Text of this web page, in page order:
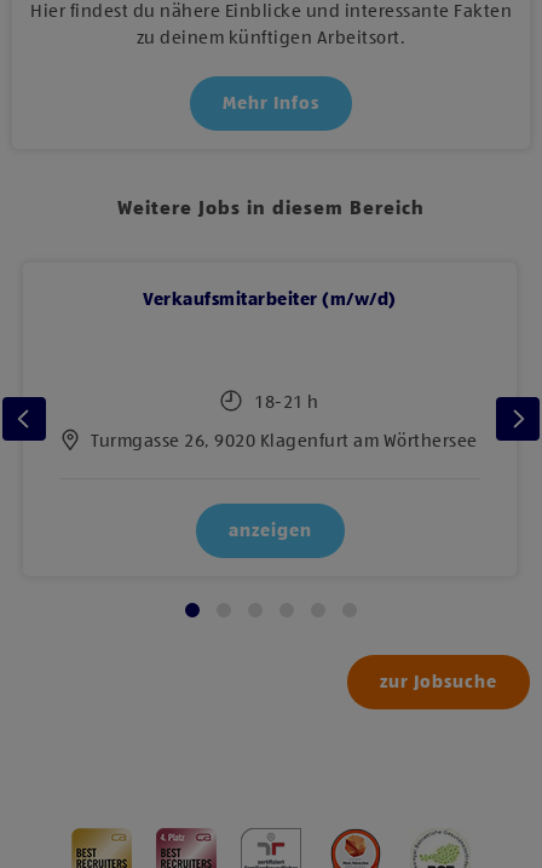
Hier findest du nähere Einblicke und interessante Fakten
zu deinem künftigen Arbeitsort.
Mehr Infos
Weitere Jobs in diesem Bereich
Verkaufsmitarbeiter (m/w/d)
18-21 h
Turmgasse 26, 9020 Klagenfurt am Wörthersee
anzeigen
zur Jobsuche